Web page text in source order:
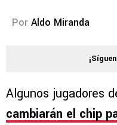
Por Aldo Miranda
Algunos jugadores
cambiarán el chip